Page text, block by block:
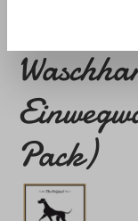
LILA
Pack)